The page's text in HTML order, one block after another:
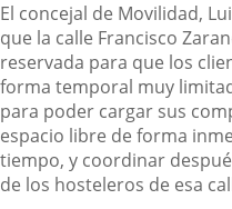
El concejal de Movilidad,
que la calle Francisco
reservada para que los
forma temporal muy
para poder cargar sus
espacio libre de forma
tiempo, y coordinar
de los hosteleros de esa